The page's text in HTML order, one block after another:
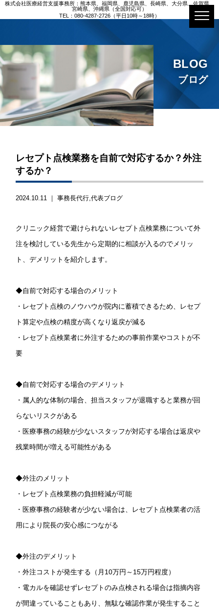
株式会社医療経営支援事務所：熊本県、福岡県、鹿児島県、長崎県、大分県、佐賀県、
宮崎県、沖縄県（全国対応可）
TEL：080-4287-2726（平日10時～18時）
BLOG
ブログ
レセプト点検業務を自前で対応するか？外注
するか？
2024.10.11 ｜事務長代行 代表ブログ
クリニック経営で避けられないレセプト点検業務について外
注を検討している先生から定期的に相談が入るのでメリッ
ト、デメリットを紹介します。
◆自前で対応する場合のメリット
・レセプト点検のノウハウが院内に蓄積できるため、レセプ
ト算定や点検の精度が高くなり返戻が減る
・レセプト点検業者に外注するための事前作業やコストが不
要
◆自前で対応する場合のデメリット
・属人的な体制の場合、担当スタッフが退職すると業務が回
らないリスクがある
・医療事務の経験が少ないスタッフが対応する場合は返戻や
残業時間が増える可能性がある
◆外注のメリット
・レセプト点検業務の負担軽減が可能
・医療事務の経験者が少ない場合は、レセプト点検業者の活
用により院長の安心感につながる
◆外注のデメリット
・外注コストが発生する（月10万円～15万円程度）
・電カルを確認せずレセプトのみ点検される場合は指摘内容
が間違っていることもあり、無駄な確認作業が発生すること